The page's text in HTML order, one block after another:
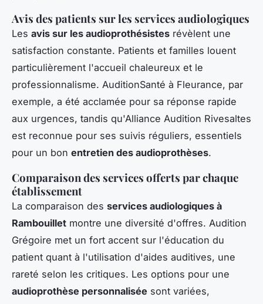
Avis des patients sur les services audiologiques
Les avis sur les audioprothésistes révèlent une
satisfaction constante. Patients et familles louent
particulièrement l'accueil chaleureux et le
professionnalisme. AuditionSanté à Fleurance, par
exemple, a été acclamée pour sa réponse rapide
aux urgences, tandis qu'Alliance Audition Rivesaltes
est reconnue pour ses suivis réguliers, essentiels
pour un bon entretien des audioprothèses.
Comparaison des services offerts par chaque
établissement
La comparaison des services audiologiques à
Rambouillet montre une diversité d'offres. Audition
Grégoire met un fort accent sur l'éducation du
patient quant à l'utilisation d'aides auditives, une
rareté selon les critiques. Les options pour une
audioprothèse personnalisée sont variées,